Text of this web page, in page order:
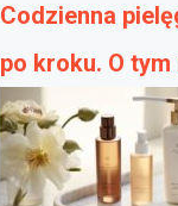
Codzienna
po kroku. O